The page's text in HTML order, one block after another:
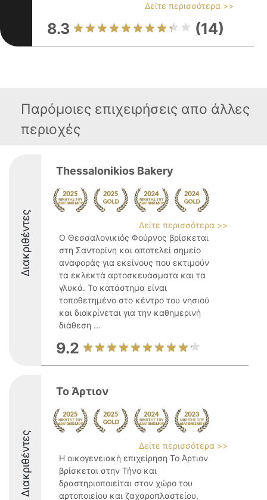
Δείτε περισσότερα >>
8.3 (14)
Παρόμοιες επιχειρήσεις απο άλλες
περιοχές
Διακριθέντες
Thessalonikios Bakery
Δείτε περισσότερα >>
Ο Θεσσαλονικιός Φούρνος βρίσκεται
στη Σαντορίνη και αποτελεί σημείο
αναφοράς για εκείνους που εκτιμούν
τα εκλεκτά αρτοσκευάσματα και τα
γλυκά. Το κατάστημα είναι
τοποθετημένο στο κέντρο του νησιού
και διακρίνεται για την καθημερινή
διάθεση ...
9.2
Διακριθέντες
Το Άρτιον
Δείτε περισσότερα >>
Η οικογενειακή επιχείρηση Το Άρτιον
βρίσκεται στην Τήνο και
δραστηριοποιείται στον χώρο του
αρτοποιείου και ζαχαροπλαστείου,